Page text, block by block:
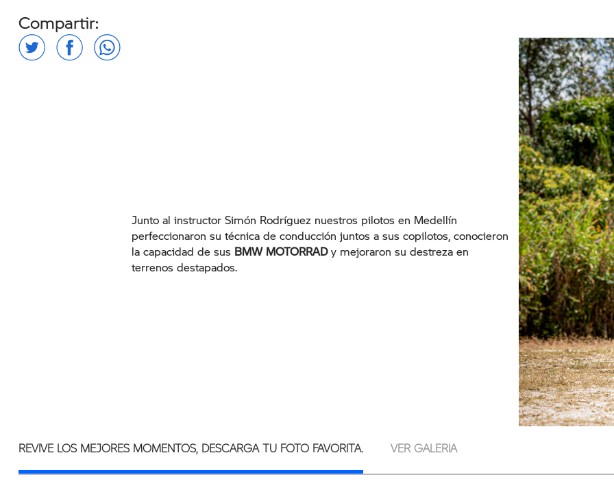
Compartir:
Junto al instructor Simón Rodríguez nuestros pilotos en Medellín
perfeccionaron su técnica de conducción juntos a sus copilotos, conocieron
la capacidad de sus BMW MOTORRADy mejoraron su destreza en
terrenos destapados.
REVIVE LOS MEJORES MOMENTOS, DESCARGA TU FOTO FAVORITA. VER GALERIA